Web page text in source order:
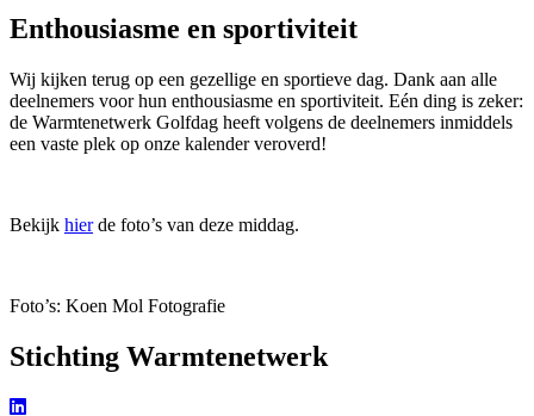
Enthousiasme en sportiviteit
Wij kijken terug op een gezellige en sportieve dag. Dank aan alle
deelnemers voor hun enthousiasme en sportiviteit. Eén ding is zeker:
de Warmtenetwerk Golfdag heeft volgens de deelnemers inmiddels
een vaste plek op onze kalender veroverd!
Bekijk hierde foto’s van deze middag.
Foto’s: Koen Mol Fotografie
Stichting Warmtenetwerk